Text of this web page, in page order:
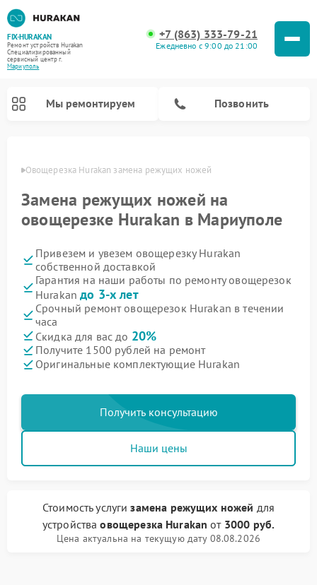
FIX-HURAKAN
Ремонт устройств Hurakan
Специализированный
cервисный центр г.
Мариуполь
+7 (863) 333-79-21
Ежедневно с 9:00 до 21:00
Мы ремонтируем Позвонить
Овощерезка Hurakan замена режущих ножей
Замена режущих ножей на
овощерезке Hurakan в Мариуполе
Привезем и увезем овощерезку Hurakan
собственной доставкой
Гарантия на наши работы по ремонту овощерезок
Hurakanдо 3-х лет
Срочный ремонт овощерезок Hurakan в течении
часа
Скидка для вас до 20%
Получите 1500 рублей на ремонт
Оригинальные комплектующие Hurakan
Получить консультацию
Наши цены
Стоимость услугизамена режущих ножей для
устройстваовощерезка Hurakan от 3000 руб.
Цена актуальна на текущую дату 08.08.2026